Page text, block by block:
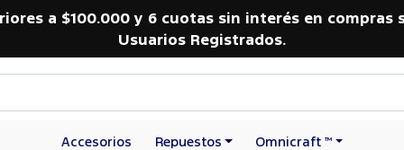
a $100.000 y 6 cuotas sin interés en compras
Usuarios Registrados.
Accesorios Repuestos Omnicraft ™